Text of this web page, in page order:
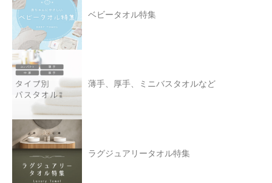
ベビータオル特集
薄手、厚手、ミニバスタオルなど
ラグジュアリータオル特集